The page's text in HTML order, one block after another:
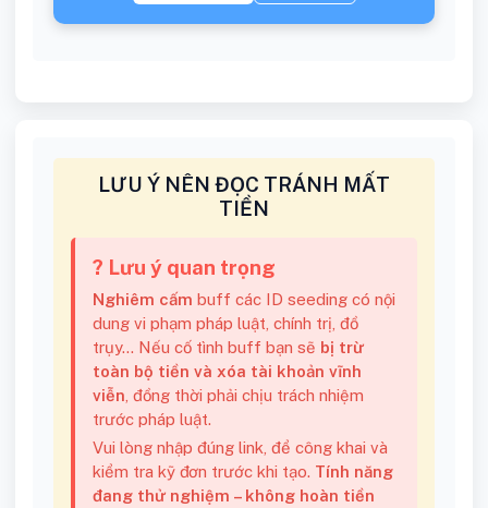
LƯU Ý NÊN ĐỌC TRÁNH MẤT
TIỀN
? Lưu ý quan trọng
Nghiêm cấm buff các ID seeding có nội
dung vi phạm pháp luật, chính trị, đồ
trụy... Nếu cố tình buff bạn sẽ bị trừ
toàn bộ tiền và xóa tài khoản vĩnh
viễn , đồng thời phải chịu trách nhiệm
trước pháp luật.
Vui lòng nhập đúng link, để công khai và
kiểm tra kỹ đơn trước khi tạo. Tính năng
đang thử nghiệm – không hoàn tiền